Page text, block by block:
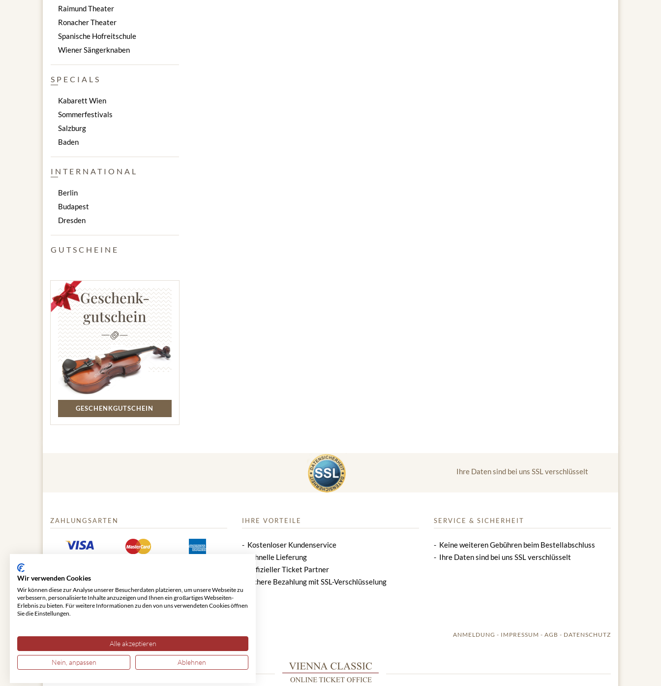
Raimund Theater
Ronacher Theater
Spanische Hofreitschule
Wiener Sängerknaben
SPECIALS
Kabarett Wien
Sommerfestivals
Salzburg
Baden
INTERNATIONAL
Berlin
Budapest
Dresden
GUTSCHEINE
Geschenk-
gutschein
GESCHENKGUTSCHEIN
Ihre Daten sind bei uns SSL verschlüsselt
ZAHLUNGSARTEN IHRE VORTEILE
Kostenloser Kundenservice
Schnelle Lieferung
Offizieller Ticket Partner
Sichere Bezahlung mit SSL-Verschlüsselung
SERVICE & SICHERHEIT
Keine weiteren Gebühren beim Bestellabschluss
Ihre Daten sind bei uns SSL verschlüsselt
ANMELDUNG IMPRESSUM AGB DATENSCHUTZ
Wir verwenden Cookies
Wir können diese zur Analyse unserer Besucherdaten platzieren, um unsere Webseite zu
verbessern, personalisierte Inhalte anzuzeigen und Ihnen ein großartiges Webseiten-
Erlebnis zu bieten. Für weitere Informationen zu den von uns verwendeten Cookies öffnen
Sie die Einstellungen.
Alle akzeptieren
Nein, anpassen Ablehnen